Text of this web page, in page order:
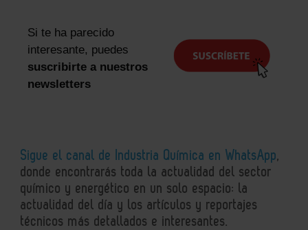
Si te ha parecido
interesante, puedes
suscribirte a nuestros
newsletters
Sigue el canal de Industria Química en WhatsApp,
donde encontrarás toda la actualidad del sector
químico y energético en un solo espacio: la
actualidad del día y los artículos y reportajes
técnicos más detallados e interesantes.